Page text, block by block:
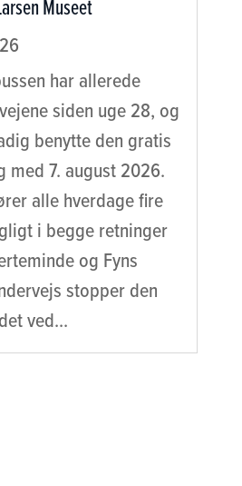
Museet
har allerede
siden uge 28, og
benytte den gratis
med 7. august 2026.
alle hverdage fire
i begge retninger
og Fyns
stopper den
ved...